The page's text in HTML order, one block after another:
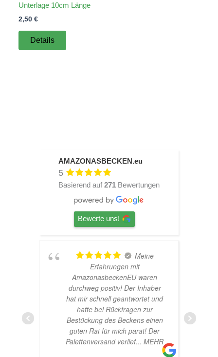
Unterlage 10cm Länge
2,50 €
Details
AMAZONASBECKEN.eu
5
Basierend auf 271 Bewertungen
Bewerte uns!
Meine
Erfahrungen mit
AmazonasbeckenEU waren
durchweg positiv! Der Inhaber
hat mir schnell geantwortet und
hatte bei Rückfragen zur
Bestückung des Beckens einen
guten Rat für mich parat! Der
Palettenversand verlief... MEHR